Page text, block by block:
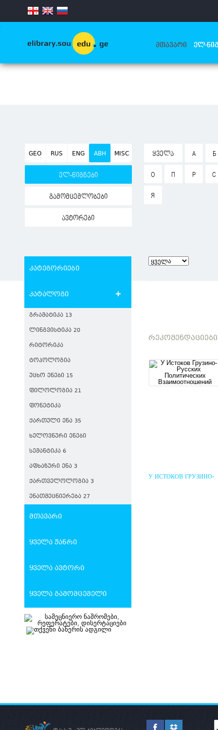
.
ᲛᲗᲐᲕᲐᲠᲘ ᲔᲚ-
GEO RUS ENG ABH MISC
ელ-წიგნები
გამომცემლობები
ავტორები
ᲧᲕᲔᲚᲐ А Б
О П Р С
Я
კატეგორიები
კატალოგი
ᲒᲠᲐᲛᲐᲢᲘᲙᲐ 13
ᲚᲘᲜᲒᲕᲘᲡᲢᲘᲙᲐ 20
ᲠᲘᲢᲝᲠᲘᲙᲐ
ᲢᲝᲞᲝᲚᲝᲒᲘᲐ
ᲣᲪᲮᲝ ᲔᲜᲔᲑᲘ 15
ᲤᲘᲚᲝᲚᲝᲒᲘᲐ 21
ᲤᲝᲜᲔᲢᲘᲙᲐ
ᲥᲐᲠᲗᲣᲚᲘ ᲔᲜᲐ 35
ᲮᲔᲚᲝᲕᲜᲣᲠᲘ ᲔᲜᲔᲑᲘ
ᲡᲔᲛᲐᲜᲢᲘᲙᲐ 6
ᲐᲤᲮᲐᲖᲣᲠᲘ ᲔᲜᲐ 3
ᲥᲐᲠᲗᲕᲔᲚᲝᲚᲝᲒᲘᲐ 3
ᲔᲜᲐᲗᲛᲔᲪᲜᲘᲔᲠᲔᲑᲐ 27
მთავარი
ყველა ჟანრი
ყველა ავტორი
ყველა გამომცემელი
ᲠᲔᲙᲝᲛᲔᲜᲓᲐᲪᲘᲔᲑᲘ
У ИСТОКОВ ГРУЗИНО-